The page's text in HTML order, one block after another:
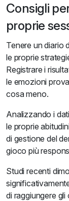
Consigli
proprie
Tenere un diario
le proprie
Registrare i
le emozioni
cosa meno.
Analizzando i
le proprie
di gestione del
gioco più
Studi recenti
di raggiungere